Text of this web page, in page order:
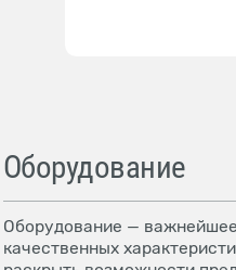
Оборудование
Оборудование — важнейшее
качественных